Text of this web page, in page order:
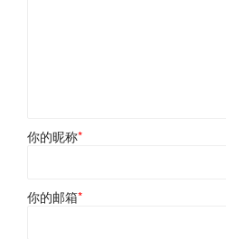
你的昵称*
你的邮箱*